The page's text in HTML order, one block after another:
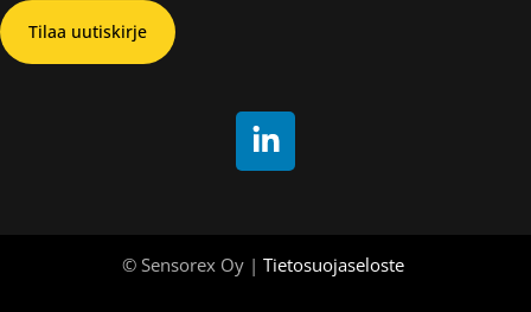
Tilaa uutiskirje
© Sensorex Oy | Tietosuojaseloste